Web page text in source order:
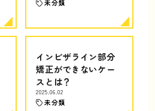
未分類
インビザライン部分
矯正ができないケー
スとは？
2025.06.02
未分類